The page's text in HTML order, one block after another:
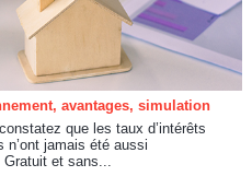
avantages, simulation
que les taux d’intérêts
n’ont jamais été aussi
et sans...